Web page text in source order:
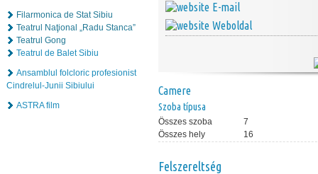
Filarmonica de Stat Sibiu
Teatrul Naţional „Radu Stanca”
Teatrul Gong
Teatrul de Balet Sibiu
Ansamblul folcloric profesionist
Cindrelul-Junii Sibiului
ASTRA film
E-mail
Weboldal
Camere
Szoba típusa
Összes szoba
7
Összes hely
16
Felszereltség